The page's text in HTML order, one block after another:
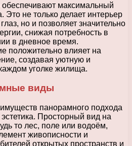
максимальный
Это не только делает интерьер
но и позволяет значительно
снижая потребность в
в дневное время.
положительно влияет на
создавая уютную и
уголке жилища.
виды
панорамного подхода
Просторный вид на
то лес, поле или водоём,
живописности и
открытых пространств и